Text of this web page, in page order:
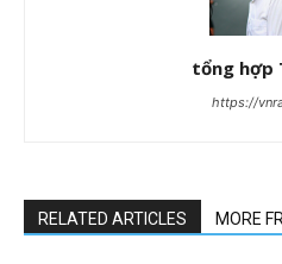
tổng hợp
https://
RELATED ARTICLES MORE